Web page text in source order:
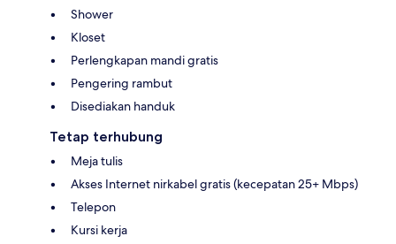
Shower
Kloset
Perlengkapan mandi gratis
Pengering rambut
Disediakan handuk
Tetap terhubung
Meja tulis
Akses Internet nirkabel gratis (kecepatan 25+ Mbps)
Telepon
Kursi kerja